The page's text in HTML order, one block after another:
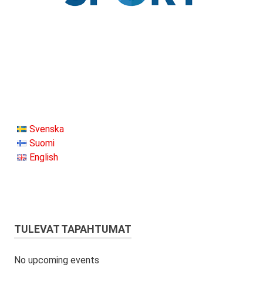
Svenska
Suomi
English
TULEVAT TAPAHTUMAT
No upcoming events